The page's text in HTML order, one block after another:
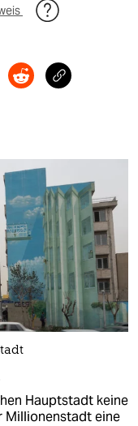
Hauptstadt keine
Millionenstadt eine